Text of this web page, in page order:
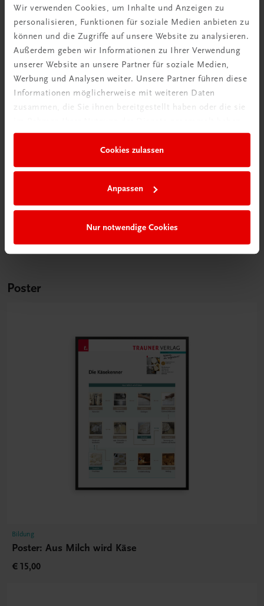
Wir verwenden Cookies, um Inhalte und Anzeigen zu
personalisieren, Funktionen für soziale Medien anbieten zu
können und die Zugriffe auf unsere Website zu analysieren.
Außerdem geben wir Informationen zu Ihrer Verwendung
unserer Website an unsere Partner für soziale Medien,
Werbung und Analysen weiter. Unsere Partner führen diese
Informationen möglicherweise mit weiteren Daten
zusammen, die Sie ihnen bereitgestellt haben oder die sie
Cookies zulassen
Anpassen
Nur notwendige Cookies
Neuer Lehrplan
Musterbände bestellen
Poster
Bildung
Poster: Aus Milch wird Käse
€ 15,00